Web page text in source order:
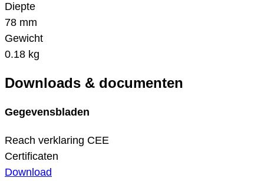
Diepte
78 mm
Gewicht
0.18 kg
Downloads & documenten
Gegevensbladen
Reach verklaring CEE
Certificaten
Download